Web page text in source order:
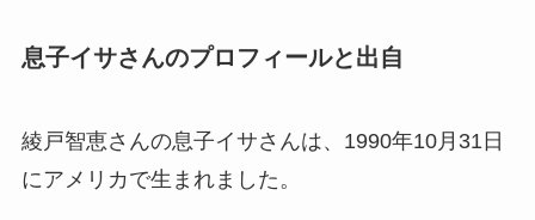
息子イサさんのプロフィールと出自
綾戸智恵さんの息子イサさんは、1990年10月31日
にアメリカで生まれました。